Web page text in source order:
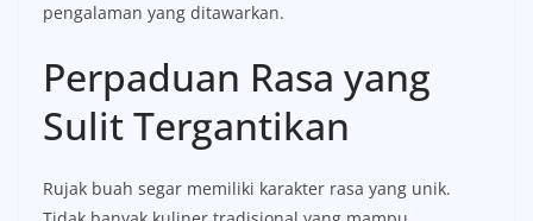
pengalaman yang ditawarkan.
Perpaduan Rasa yang
Sulit Tergantikan
Rujak buah segar memiliki karakter rasa yang unik.